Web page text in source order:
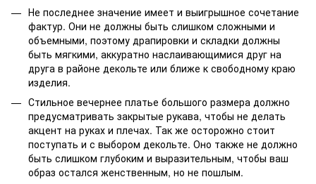
Не последнее значение имеет и выигрышное сочетание
фактур. Они не должны быть слишком сложными и
объемными, поэтому драпировки и складки должны
быть мягкими, аккуратно наслаивающимися друг на
друга в районе декольте или ближе к свободному краю
изделия.
Стильное вечернее платье большого размера должно
предусматривать закрытые рукава, чтобы не делать
акцент на руках и плечах. Так же осторожно стоит
поступать и с выбором декольте. Оно также не должно
быть слишком глубоким и выразительным, чтобы ваш
образ остался женственным, но не пошлым.